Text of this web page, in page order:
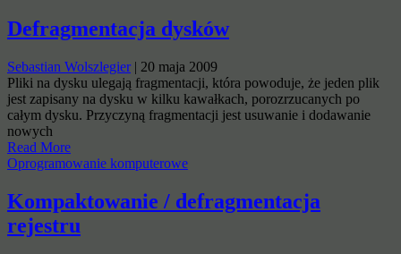
Defragmentacja dysków
Sebastian Wolszlegier| 20 maja 2009
Pliki na dysku ulegają fragmentacji, która powoduje, że jeden plik
jest zapisany na dysku w kilku kawałkach, porozrzucanych po
całym dysku. Przyczyną fragmentacji jest usuwanie i dodawanie
nowych
Read More
Oprogramowanie komputerowe
Kompaktowanie / defragmentacja
rejestru